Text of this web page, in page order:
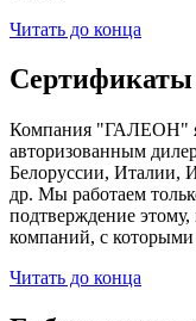
Читать до конца
Компания "ГАЛЕОН"
авторизованным
Белоруссии, Италии,
др. Мы работаем
подтверждение
компаний, с которыми
Читать до конца